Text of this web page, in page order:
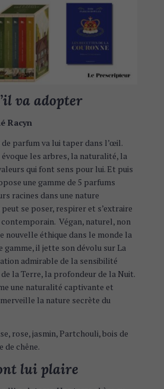
va adopter
Racyn
parfum va lui taper dans l’œil.
les arbres, la naturalité, la
qui font sens pour lui. Et puis
une gamme de 5 parfums
racines dans une nature
peut se poser, respirer et s’extraire
Végan, naturel, non
nouvelle éthique dans le monde la
gamme, il jette son dévolu sur La
admirable de la sensibilité
la Terre, la profondeur de la Nuit.
une naturalité captivante et
la nature secrète du
rose, jasmin, Partchouli, bois de
de chêne.
lui plaire